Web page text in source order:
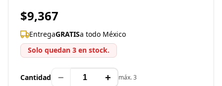
$9,367
EntregaGRATISa todo México
Solo quedan 3 en stock.
Cantidad − + máx. 3